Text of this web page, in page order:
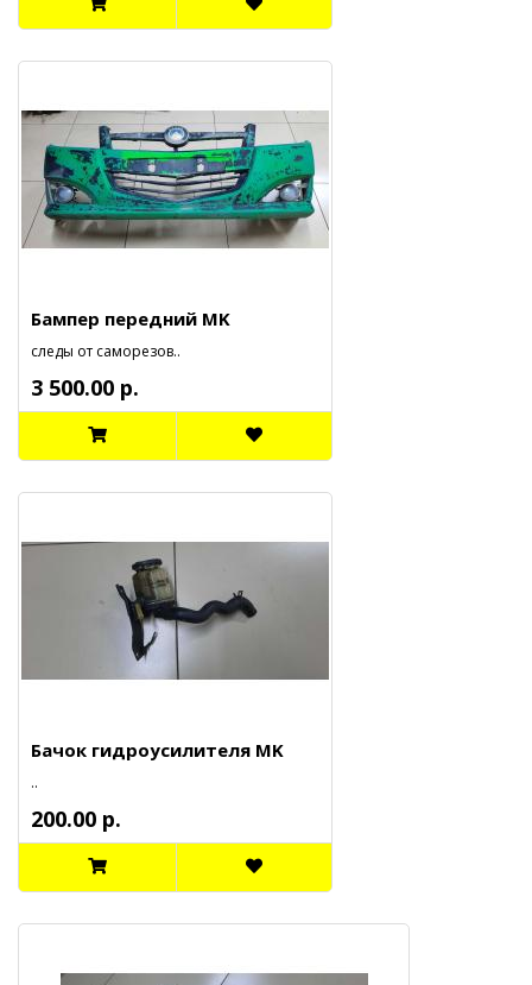
Бампер передний MK
следы от саморезов..
3 500.00 р.
Бачок гидроусилителя MK
..
200.00 р.